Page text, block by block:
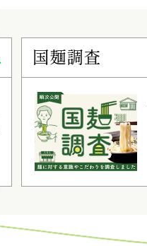
国麺調査